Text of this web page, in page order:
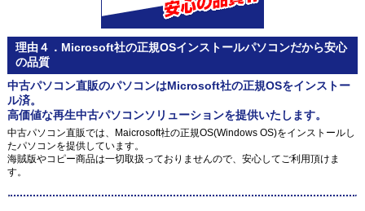
理由４．Microsoft社の正規OSインストールパソコンだから安心
の品質
中古パソコン直販のパソコンはMicrosoft社の正規OSをインストー
ル済。
高価値な再生中古パソコンソリューションを提供いたします。
中古パソコン直販では、Maicrosoft社の正規OS(Windows OS)をインストールし
たパソコンを提供しています。
海賊版やコピー商品は一切取扱っておりませんので、安心してご利用頂けま
す。